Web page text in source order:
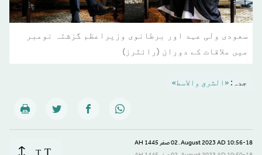
سعودی ولی عہد اور برطانوی وزیراعظم گزشتہ نومبر
میں ملاقات کے دوران (رائٹرز)
جدہ: «الشرق والاسط»
10:56-18 August 2023 AD ـ 02 صفر 1445 AH
T
T